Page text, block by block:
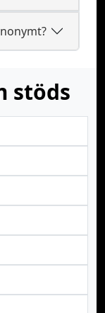
stöds